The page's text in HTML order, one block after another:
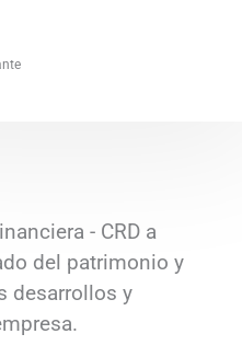
- CRD a
del patrimonio y
desarrollos y